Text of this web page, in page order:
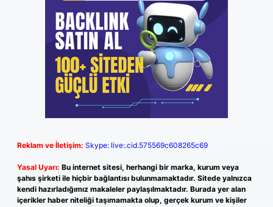
Reklam ve İletişim: Skype: live:.cid.575569c608265c69
Yasal Uyarı: Bu internet sitesi, herhangi bir marka, kurum veya
şahıs şirketi ile hiçbir bağlantısı bulunmamaktadır. Sitede yalnızca
kendi hazırladığımız makaleler paylaşılmaktadır. Burada yer alan
içerikler haber niteliği taşımamakta olup, gerçek kurum ve kişiler